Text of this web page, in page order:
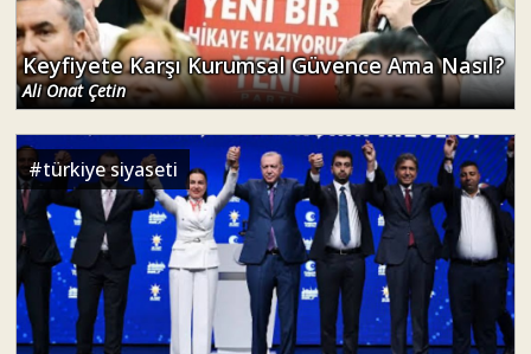
Keyfiyete Karşı Kurumsal Güvence Ama Nasıl?
Ali Onat Çetin
#türkiye siyaseti